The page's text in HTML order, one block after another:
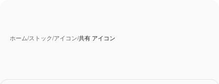
ホーム/ストック/アイコン/共有 アイコン